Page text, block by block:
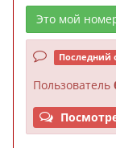
Это мой
Последний
Пользователь